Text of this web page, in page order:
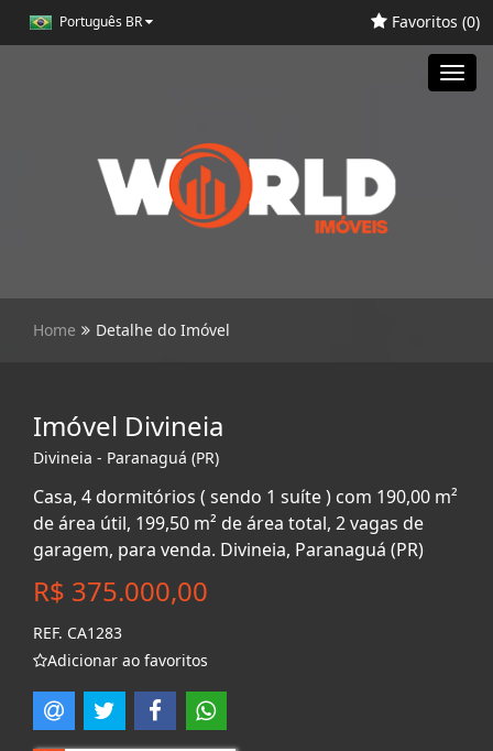
Português BR Favoritos (0)
Home Detalhe do Imóvel
Imóvel Divineia
Divineia - Paranaguá (PR)
Casa, 4 dormitórios ( sendo 1 suíte ) com 190,00 m²
de área útil, 199,50 m² de área total, 2 vagas de
garagem, para venda. Divineia, Paranaguá (PR)
R$ 375.000,00
REF. CA1283
Adicionar ao favoritos